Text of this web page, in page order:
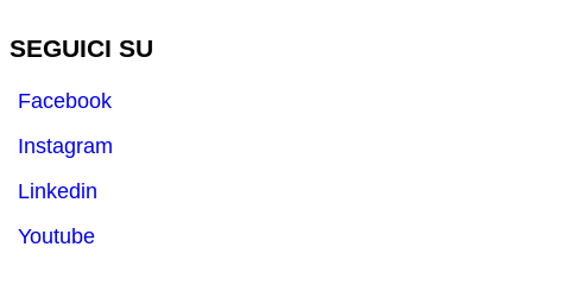
SEGUICI SU
Facebook
Instagram
Linkedin
Youtube